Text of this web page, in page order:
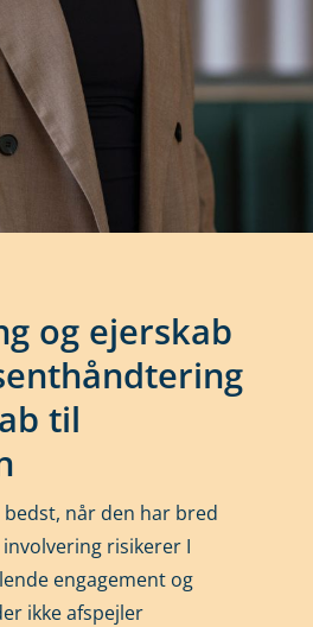
og ejerskab
til
bedst, når den har bred
risikerer I
engagement og
ikke afspejler